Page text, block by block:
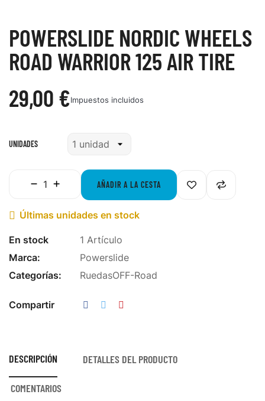
POWERSLIDE NORDIC WHEELS
ROAD WARRIOR 125 AIR TIRE
29,00 €Impuestos incluidos
UNIDADES
AÑADIR A LA CESTA
 Últimas unidades en stock
En stock
1 Artículo
Marca:
Powerslide
Categorías:
RuedasOFF-Road
Compartir
DESCRIPCIÓN DETALLES DEL PRODUCTO
COMENTARIOS